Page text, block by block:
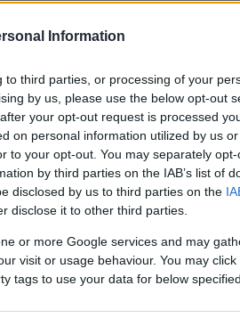
Information
third parties, or processing of your
by us, please use the below opt-out
your opt-out request is processed
on personal information utilized by us
to your opt-out. You may separately
by third parties on the IAB’s list of
disclosed by us to third parties on the
disclose it to other third parties.
or more Google services and may
visit or usage behaviour. You may
tags to use your data for below
,Magyar Péter
területen, az első becslések szerint
30–40 hektáron csaptak fel a
délután a Hortobágyi Nemzeti
határában, a 33-as főút
tarló és legelő kapott
tűz pedig gyorsan terjedt a